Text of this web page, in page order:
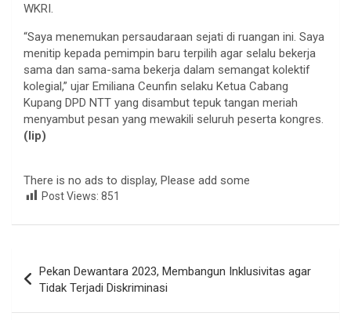
WKRI.
“Saya menemukan persaudaraan sejati di ruangan ini. Saya
menitip kepada pemimpin baru terpilih agar selalu bekerja
sama dan sama-sama bekerja dalam semangat kolektif
kolegial,” ujar Emiliana Ceunfin selaku Ketua Cabang
Kupang DPD NTT yang disambut tepuk tangan meriah
menyambut pesan yang mewakili seluruh peserta kongres.
(lip)
There is no ads to display, Please add some
Post Views: 851
pos
Pekan Dewantara 2023, Membangun Inklusivitas agar
Tidak Terjadi Diskriminasi